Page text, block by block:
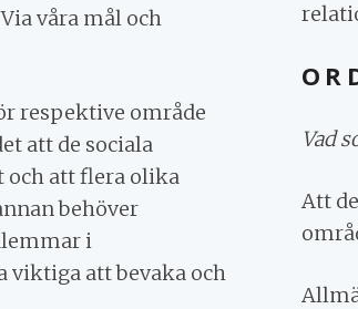
våra mål och
respektive område
att de sociala
och att flera olika
behöver
i
viktiga att bevaka och
Vad
Att